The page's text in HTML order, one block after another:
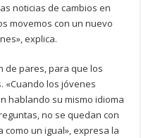
noticias de cambios en
movemos con un nuevo
explica.
de pares, para que los
«Cuando los jóvenes
hablando su mismo idioma
no se quedan con
un igual», expresa la